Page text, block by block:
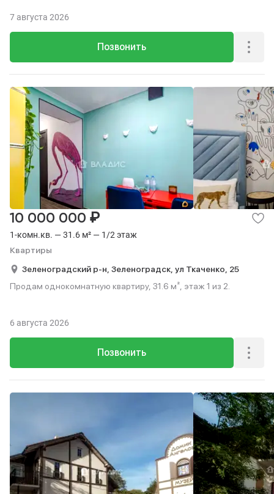
Позвонить
7 августа 2026
1-комн.кв. — 31.6 м² — 1/2 этаж
Квартиры
10 000 000 ₽
Зеленоградский р-н, Зеленоградск, ул Ткаченко, 25
Продам однокомнатную квартиру, 31.6 м², этаж 1 из 2.
Позвонить
6 августа 2026